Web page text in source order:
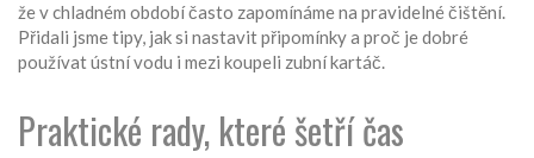
že v chladném období často zapomínáme na pravidelné čištění.
Přidali jsme tipy, jak si nastavit připomínky a proč je dobré
používat ústní vodu i mezi koupeli zubní kartáč.
Praktické rady, které šetří čas